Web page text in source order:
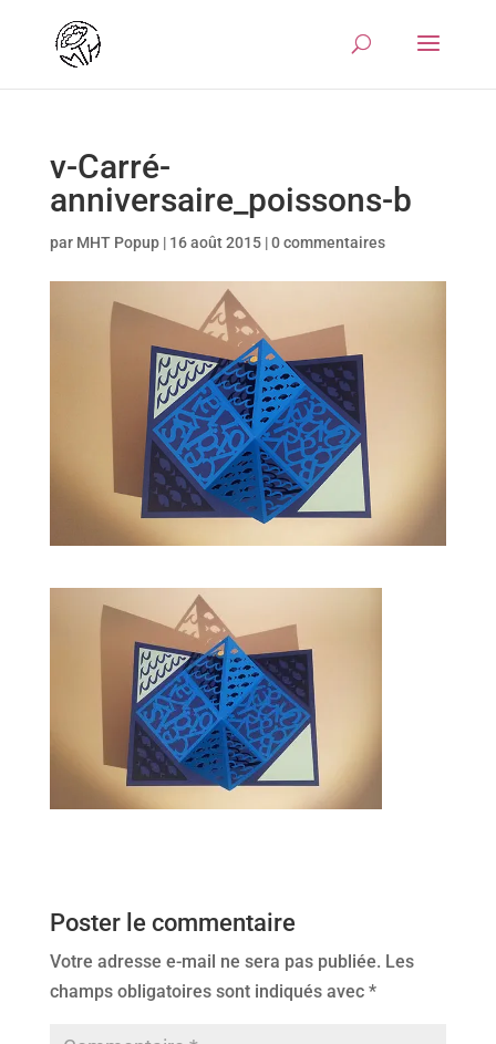
v-Carré-
anniversaire_poissons-b
par MHT Popup| 16 août 2015|0 commentaires
Poster le commentaire
Votre adresse e-mail ne sera pas publiée. Les
champs obligatoires sont indiqués avec *